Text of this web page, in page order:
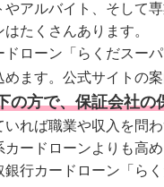
やアルバイト、そして
たくさんあります。
ドローン「らくだスー
めます。公式サイトの
の方で、保証会社の
れば職業や収入を問
ードローンよりも高
行カードローン「ら